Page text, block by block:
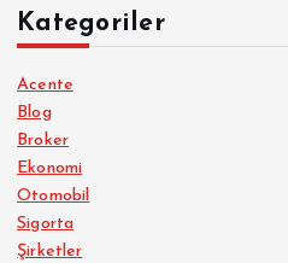
Kategoriler
Acente
Blog
Broker
Ekonomi
Otomobil
Sigorta
Şirketler